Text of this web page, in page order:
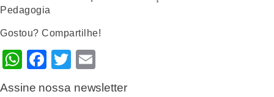
Gostou? Compartilhe!
WhatsApp
Facebook
Twitter
Assine nossa newsletter